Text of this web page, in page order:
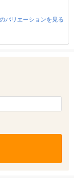
バリエーションを見る